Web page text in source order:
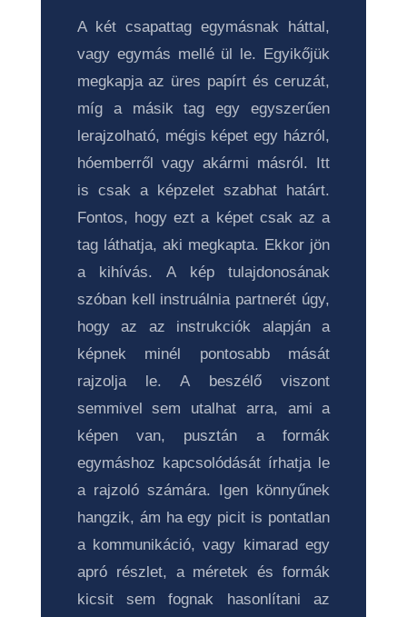
A két csapattag egymásnak háttal,
vagy egymás mellé ül le. Egyikőjük
megkapja az üres papírt és ceruzát,
míg a másik tag egy egyszerűen
lerajzolható, mégis képet egy házról,
hóemberről vagy akármi másról. Itt
is csak a képzelet szabhat határt.
Fontos, hogy ezt a képet csak az a
tag láthatja, aki megkapta. Ekkor jön
a kihívás. A kép tulajdonosának
szóban kell instruálnia partnerét úgy,
hogy az az instrukciók alapján a
képnek minél pontosabb mását
rajzolja le. A beszélő viszont
semmivel sem utalhat arra, ami a
képen van, pusztán a formák
egymáshoz kapcsolódását írhatja le
a rajzoló számára. Igen könnyűnek
hangzik, ám ha egy picit is pontatlan
a kommunikáció, vagy kimarad egy
apró részlet, a méretek és formák
kicsit sem fognak hasonlítani az